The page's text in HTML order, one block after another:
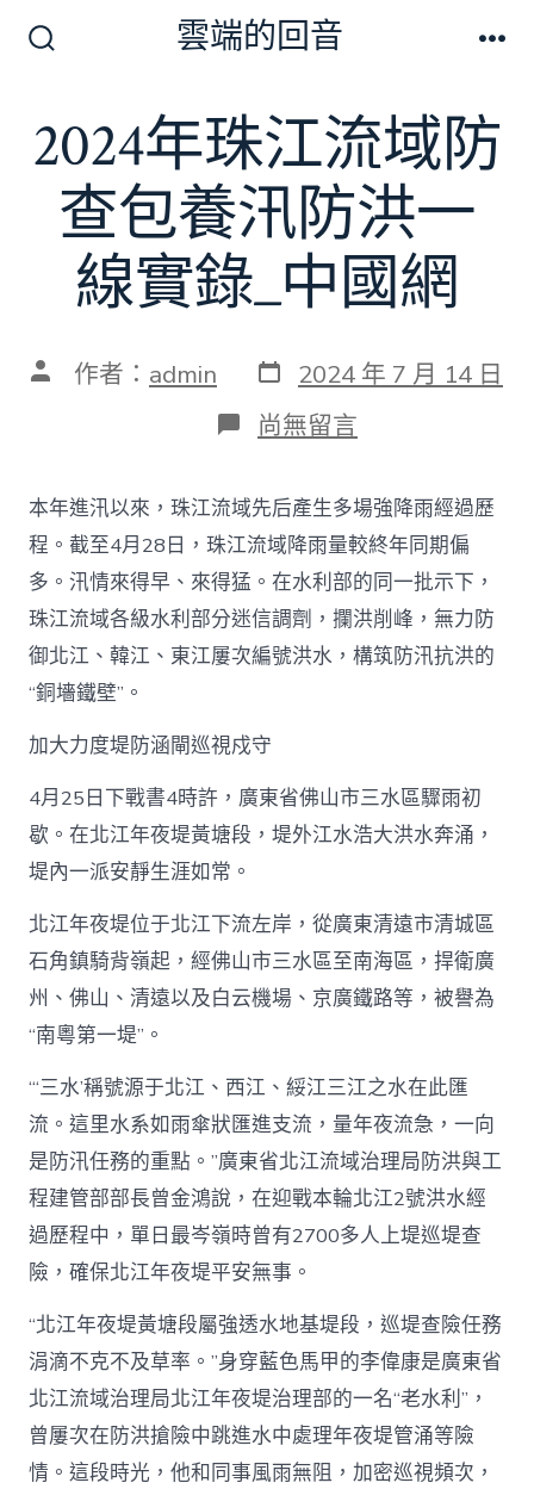
換
開
關
雲端的回音
2024年珠江流域防
查包養汛防洪一
線實錄_中國網
文 作者： admin 發
表
日
期
2024 年 7 月 14 日
在
〈2024
珠
江
流
域
防
查
包
養
洪
一
線
實
錄
網〉
中
尚無留言
本年進汛以來，珠江流域先后產生多場強降雨經過歷
程。截至4月28日，珠江流域降雨量較終年同期偏
多。汛情來得早、來得猛。在水利部的同一批示下，
珠江流域各級水利部分迷信調劑，攔洪削峰，無力防
御北江、韓江、東江屢次編號洪水，構筑防汛抗洪的
“銅墻鐵壁”。
加大力度堤防涵閘巡視戍守
4月25日下戰書4時許，廣東省佛山市三水區驟雨初
歇。在北江年夜堤黃塘段，堤外江水浩大洪水奔涌，
堤內一派安靜生涯如常。
北江年夜堤位于北江下流左岸，從廣東清遠市清城區
石角鎮騎背嶺起，經佛山市三水區至南海區，捍衛廣
州、佛山、清遠以及白云機場、京廣鐵路等，被譽為
“南粵第一堤”。
“‘三水’稱號源于北江、西江、綏江三江之水在此匯
流。這里水系如雨傘狀匯進支流，量年夜流急，一向
是防汛任務的重點。”廣東省北江流域治理局防洪與工
程建管部部長曾金鴻說，在迎戰本輪北江2號洪水經
過歷程中，單日最岑嶺時曾有2700多人上堤巡堤查
險，確保北江年夜堤平安無事。
“北江年夜堤黃塘段屬強透水地基堤段，巡堤查險任務
涓滴不克不及草率。”身穿藍色馬甲的李偉康是廣東省
北江流域治理局北江年夜堤治理部的一名“老水利”，
曾屢次在防洪搶險中跳進水中處理年夜堤管涌等險
情。這段時光，他和同事風雨無阻，加密巡視頻次，